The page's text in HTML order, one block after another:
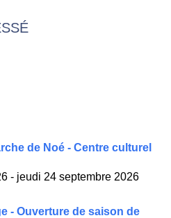
de Noé - Centre culturel
- jeudi 24 septembre 2026
- Ouverture de saison de